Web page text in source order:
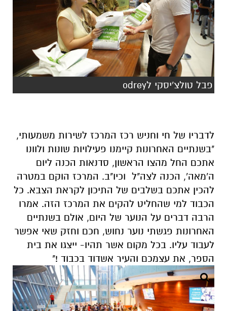
פבל טולצ'יסקי לodrey
לדבריו של חי וחניש רכז המרכז לשירות משמעותי,
"בשנתיים האחרונות קיימנו פעילויות שונות ולוונו
אתכם החל מהצו הראשון, סדנאות הכנה ליום
ה'מאה', הכנה לצה"ל וכיו"ב. המרכז הוקם במטרה
להכין אתכם בשלבים של התיכון לקראת הצבא. כל
הכבוד למי שהחליט להקים את המרכז הזה. אמרו
הרבה דברים על הנוער של היום, אולם בשנתיים
האחרונות פגשתי נוער נחוש, חכם וחזק שאי אפשר
לעבוד עליו. בכל מקום אשר תהיו- ייצגו את בית
הספר, את עצמכם והעיר אשדוד בכבוד !"